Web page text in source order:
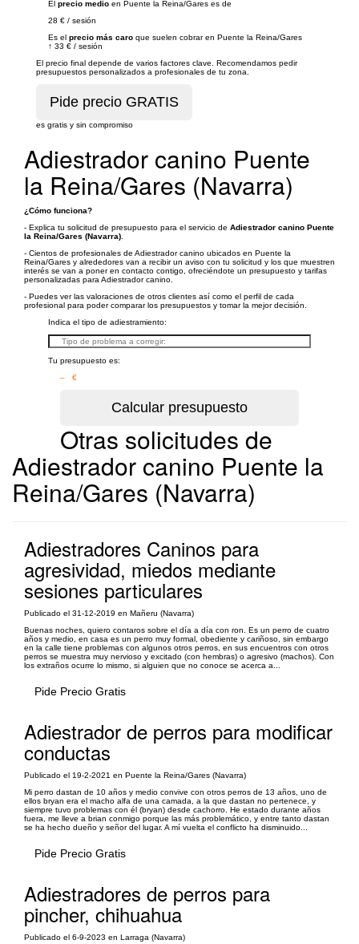
El precio medio en Puente la Reina/Gares es de
28 € / sesión
Es el precio más caro que suelen cobrar en Puente la Reina/Gares
↑ 33 € / sesión
El precio final depende de varios factores clave. Recomendamos pedir
presupuestos personalizados a profesionales de tu zona.
es gratis y sin compromiso
Adiestrador canino Puente
la Reina/Gares (Navarra)
¿Cómo funciona?
- Explica tu solicitud de presupuesto para el servicio de Adiestrador canino Puente
la Reina/Gares (Navarra)
- Cientos de profesionales de Adiestrador canino ubicados en Puente la
Reina/Gares y alrededores van a recibir un aviso con tu solicitud y los que muestren
interés se van a poner en contacto contigo, ofreciéndote un presupuesto y tarifas
personalizadas para Adiestrador canino.
- Puedes ver las valoraciones de otros clientes así como el perfil de cada
profesional para poder comparar los presupuestos y tomar la mejor decisión.
Indica el tipo de adiestramiento:
Tu presupuesto es:
– €
Otras solicitudes de
Adiestrador canino Puente la
Reina/Gares (Navarra)
Adiestradores Caninos para
agresividad, miedos mediante
sesiones particulares
Publicado el 31-12-2019 en Mañeru (Navarra)
Buenas noches, quiero contaros sobre el día a día con ron. Es un perro de cuatro
años y medio, en casa es un perro muy formal, obediente y cariñoso, sin embargo
en la calle tiene problemas con algunos otros perros, en sus encuentros con otros
perros se muestra muy nervioso y excitado (con hembras) o agresivo (machos). Con
los extraños ocurre lo mismo, si alguien que no conoce se acerca a...
Pide Precio Gratis
Adiestrador de perros para modificar
conductas
Publicado el 19-2-2021 en Puente la Reina/Gares (Navarra)
Mi perro dastan de 10 años y medio convive con otros perros de 13 años, uno de
ellos bryan era el macho alfa de una camada, a la que dastan no pertenece, y
siempre tuvo problemas con él (bryan) desde cachorro. He estado durante años
fuera, me lleve a brian conmigo porque las más problemático, y entre tanto dastan
se ha hecho dueño y señor del lugar. A mí vuelta el conflicto ha disminuido...
Pide Precio Gratis
Adiestradores de perros para
pincher, chihuahua
Publicado el 6-9-2023 en Larraga (Navarra)